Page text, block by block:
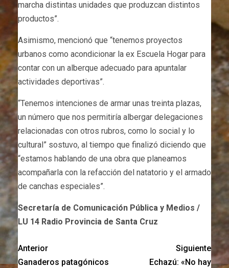
marcha distintas unidades que produzcan distintos
productos”.
Asimismo, mencionó que “tenemos proyectos
urbanos como acondicionar la ex Escuela Hogar para
contar con un alberque adecuado para apuntalar
actividades deportivas”.
“Tenemos intenciones de armar unas treinta plazas,
un número que nos permitiría albergar delegaciones
relacionadas con otros rubros, como lo social y lo
cultural” sostuvo, al tiempo que finalizó diciendo que
“estamos hablando de una obra que planeamos
acompañarla con la refacción del natatorio y el armado
de canchas especiales”.
Secretaría de Comunicación Pública y Medios /
LU 14 Radio Provincia de Santa Cruz
Anterior
Ganaderos patagónicos
Siguiente
Echazú: «No hay